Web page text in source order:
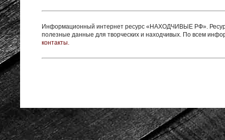
Информационный интернет ресурс «НАХОДЧИВЫЕ РФ».
полезные данные для творческих и находчивых. По всем
контакты.